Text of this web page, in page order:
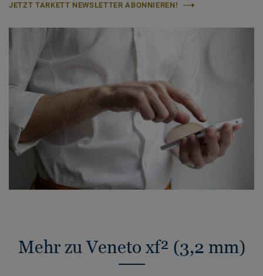
JETZT TARKETT NEWSLETTER ABONNIEREN!
Mehr zu Veneto xf² (3,2 mm)